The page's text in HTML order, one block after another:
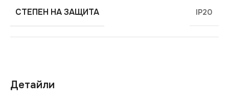
Детайли
СТЕПЕН НА ЗАЩИТА IP20